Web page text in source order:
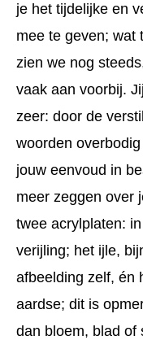
je het tijdelijke en
mee te geven; wat
zien we nog
vaak aan voorbij.
zeer: door de
woorden
jouw eenvoud in
meer zeggen over
twee acrylplaten:
verijling; het ijle,
afbeelding zelf, én
aardse; dit is
dan bloem, blad of